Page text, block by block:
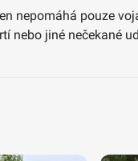
nepomáhá pouze
nebo jiné nečekané